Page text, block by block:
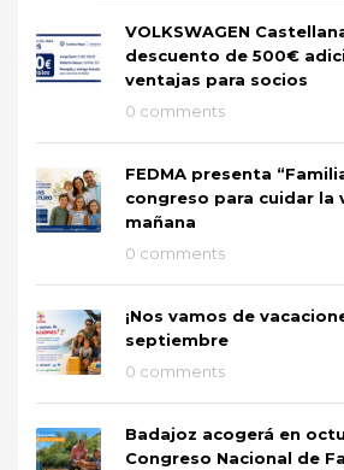
VOLKSWAGEN
descuento de 500€
ventajas para socios
0 comments
FEDMA presenta
congreso para cuidar la
mañana
0 comments
¡Nos vamos de
septiembre
0 comments
Badajoz acogerá en
Congreso Nacional de